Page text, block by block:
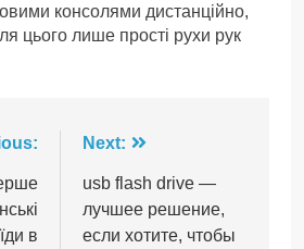
консолями дистанційно,
цього лише прості рухи рук
в
Next:
usb flash drive —
лучшее решение,
если хотите, чтобы